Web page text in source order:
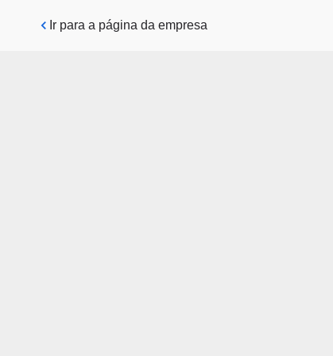
Pular para o conteúdo principal
Ir para a página da empresa